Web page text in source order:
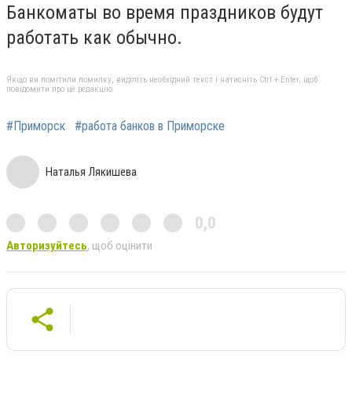
Банкоматы во время праздников будут
работать как обычно.
Якщо ви помітили помилку, виділіть необхідний текст і натисніть Ctrl + Enter, щоб
повідомити про це редакцію
#Приморск #работа банков в Приморске
Наталья Лякишева
0,0
Авторизуйтесь, щоб оцінити